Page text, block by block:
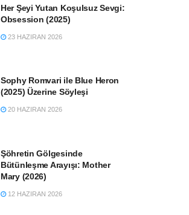
Her Şeyi Yutan Koşulsuz Sevgi:
Obsession (2025)
23 HAZIRAN 2026
Sophy Romvari ile Blue Heron
(2025) Üzerine Söyleşi
20 HAZIRAN 2026
Şöhretin Gölgesinde
Bütünleşme Arayışı: Mother
Mary (2026)
12 HAZIRAN 2026